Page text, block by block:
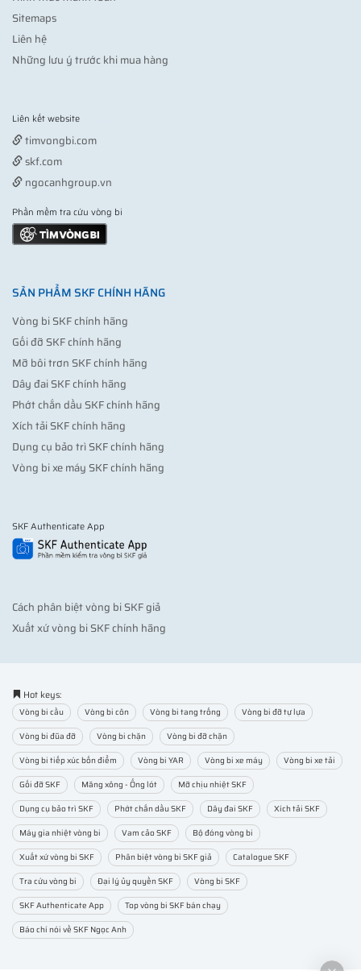
Sitemaps
Liên hệ
Những lưu ý trước khi mua hàng
Liên kết website
timvongbi.com
skf.com
ngocanhgroup.vn
Phần mềm tra cứu vòng bi
SẢN PHẨM SKF CHÍNH HÃNG
Vòng bi SKF chính hãng
Gối đỡ SKF chính hãng
Mỡ bôi trơn SKF chính hãng
Dây đai SKF chính hãng
Phớt chắn dầu SKF chính hãng
Xích tải SKF chính hãng
Dụng cụ bảo trì SKF chính hãng
Vòng bi xe máy SKF chính hãng
SKF Authenticate App
Cách phân biệt vòng bi SKF giả
Xuất xứ vòng bi SKF chính hãng
Hot keys:
Vòng bi cầu Vòng bi côn Vòng bi tang trống
Vòng bi đỡ tự lựa
Vòng bi đũa đỡ
Vòng bi chặn
Vòng bi đỡ chặn
Vòng bi tiếp xúc bốn điểm
Vòng bi YAR Vòng bi xe máy
Vòng bi xe tải
Gối đỡ SKF
Măng xông - Ống lót
Mỡ chịu nhiệt SKF
Dụng cụ bảo trì SKF
Phớt chắn dầu SKF Dây đai SKF
Xích tải SKF
Máy gia nhiệt vòng bi
Vam cảo SKF
Bộ đóng vòng bi
Xuất xứ vòng bi SKF
Phân biệt vòng bi SKF giả
Catalogue SKF
Tra cứu vòng bi
Đại lý ủy quyền SKF
Vòng bi SKF
SKF Authenticate App
Top vòng bi SKF bán chạy
Báo chí nói về SKF Ngọc Anh